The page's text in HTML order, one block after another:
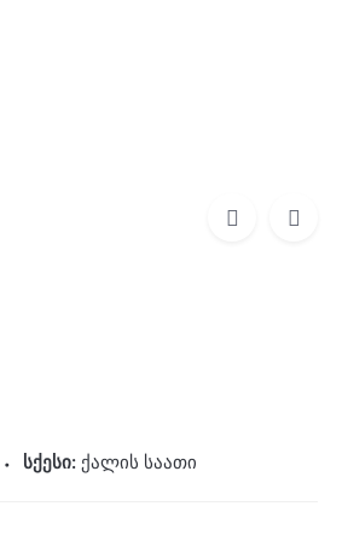
სქესი: ქალის საათი